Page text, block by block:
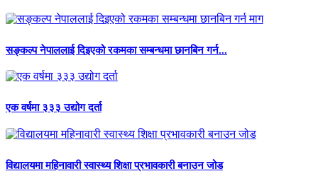
सङ्कल्प नेपाललाई दिइएको रकमका सम्बन्धमा छानबिन गर्न...
एक वर्षमा ३३३ उद्योग दर्ता
विद्यालयमा महिनावारी स्वास्थ्य शिक्षा प्रभावकारी बनाउन जोड